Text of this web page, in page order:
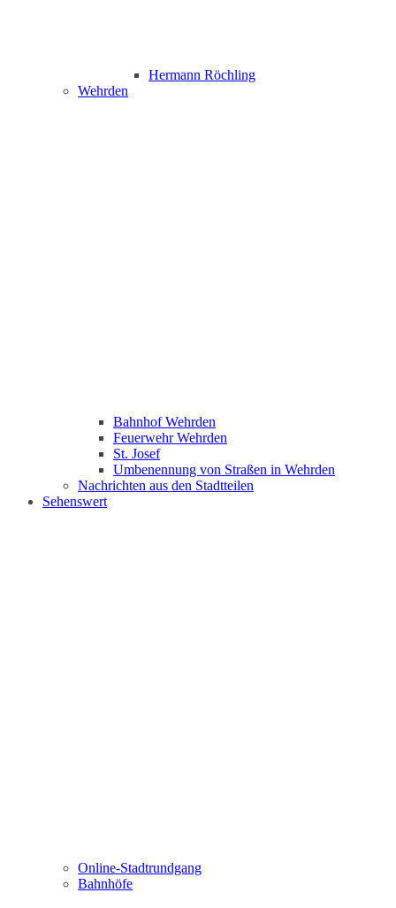
Hermann Röchling
Wehrden
Bahnhof Wehrden
Feuerwehr Wehrden
St. Josef
Umbenennung von Straßen in Wehrden
Nachrichten aus den Stadtteilen
Sehenswert
Online-Stadtrundgang
Bahnhöfe